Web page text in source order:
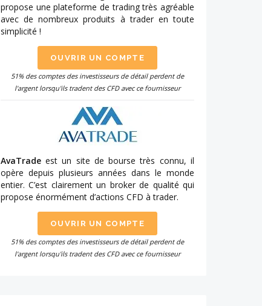
propose une plateforme de trading très agréable
avec de nombreux produits à trader en toute
simplicité !
OUVRIR UN COMPTE
51% des comptes des investisseurs de détail perdent de
l'argent lorsqu'ils tradent des CFD avec ce fournisseur
AvaTrade est un site de bourse très connu, il
opère depuis plusieurs années dans le monde
entier. C’est clairement un broker de qualité qui
propose énormément d’actions CFD à trader.
OUVRIR UN COMPTE
51% des comptes des investisseurs de détail perdent de
l'argent lorsqu'ils tradent des CFD avec ce fournisseur